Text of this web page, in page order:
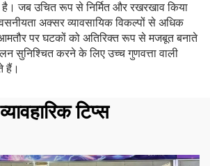
है। जब उचित रूप से निर्मित और रखरखाव किया
अक्सर व्यावसायिक विकल्पों से अधिक
आमतौर पर घटकों को अतिरिक्त रूप से मजबूत बनाते
सुनिश्चित करने के लिए उच्च गुणवत्ता वाली
हैं।
व्यावहारिक टिप्स